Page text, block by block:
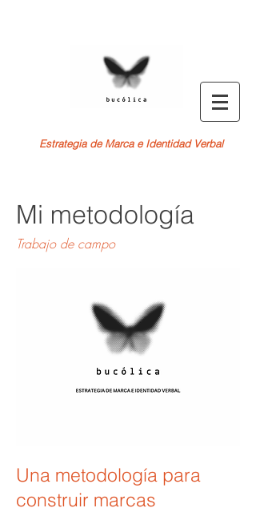
Estrategia de Marca e Identidad Verbal
Mi metodología
Trabajo de campo
Una metodología para
construir marcas